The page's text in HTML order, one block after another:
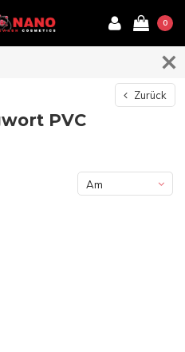
0
Zurück
PVC
Am